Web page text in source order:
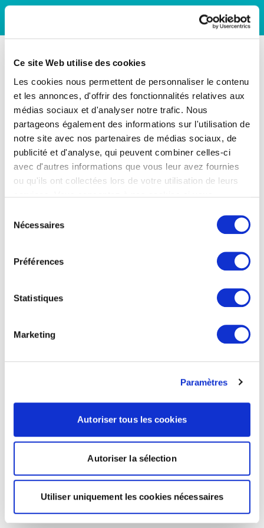
Ce site Web utilise des cookies
Les cookies nous permettent de personnaliser le contenu
et les annonces, d'offrir des fonctionnalités relatives aux
médias sociaux et d'analyser notre trafic. Nous
partageons également des informations sur l'utilisation de
notre site avec nos partenaires de médias sociaux, de
publicité et d'analyse, qui peuvent combiner celles-ci
avec d'autres informations que vous leur avez fournies
ou qu'ils ont collectées lors de votre utilisation de leurs
Nécessaires
Préférences
Statistiques
Marketing
Paramètres
Autoriser tous les cookies
Autoriser la sélection
Utiliser uniquement les cookies nécessaires